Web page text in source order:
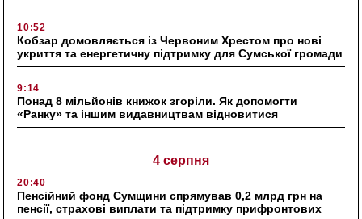
10:52
Кобзар домовляється із Червоним Хрестом про нові
укриття та енергетичну підтримку для Сумської громади
9:14
Понад 8 мільйонів книжок згоріли. Як допомогти
«Ранку» та іншим видавництвам відновитися
4 серпня
20:40
Пенсійний фонд Сумщини спрямував 0,2 млрд грн на
пенсії, страхові виплати та підтримку прифронтових